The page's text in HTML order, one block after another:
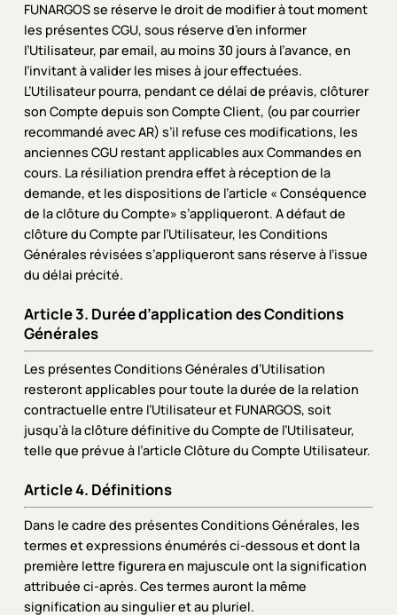
FUNARGOS se réserve le droit de modifier à tout moment
les présentes CGU, sous réserve d’en informer
l’Utilisateur, par email, au moins 30 jours à l’avance, en
l’invitant à valider les mises à jour effectuées.
L’Utilisateur pourra, pendant ce délai de préavis, clôturer
son Compte depuis son Compte Client, (ou par courrier
recommandé avec AR) s’il refuse ces modifications, les
anciennes CGU restant applicables aux Commandes en
cours. La résiliation prendra effet à réception de la
demande, et les dispositions de l’article « Conséquence
de la clôture du Compte» s’appliqueront. A défaut de
clôture du Compte par l’Utilisateur, les Conditions
Générales révisées s’appliqueront sans réserve à l’issue
du délai précité.
Article 3. Durée d’application des Conditions
Générales
Les présentes Conditions Générales d’Utilisation
resteront applicables pour toute la durée de la relation
contractuelle entre l’Utilisateur et FUNARGOS, soit
jusqu’à la clôture définitive du Compte de l’Utilisateur,
telle que prévue à l’article Clôture du Compte Utilisateur.
Article 4. Définitions
Dans le cadre des présentes Conditions Générales, les
termes et expressions énumérés ci-dessous et dont la
première lettre figurera en majuscule ont la signification
attribuée ci-après. Ces termes auront la même
signification au singulier et au pluriel.